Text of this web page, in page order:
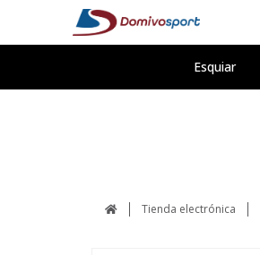
Esquiar
Tienda electrónica